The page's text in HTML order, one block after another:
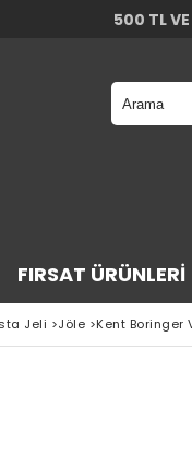
500 TL VE
FIRSAT ÜRÜNLERI
Jeli >Jöle >Kent Boringer